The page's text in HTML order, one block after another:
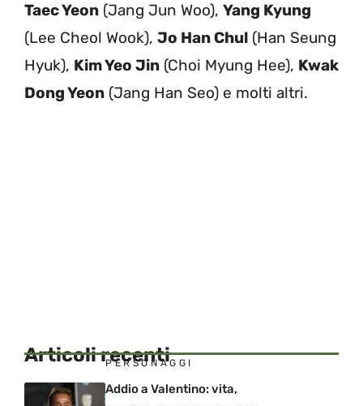
Taec Yeon (Jang Jun Woo), Yang Kyung
(Lee Cheol Wook), Jo Han Chul (Han Seung
Hyuk), Kim Yeo Jin (Choi Myung Hee), Kwak
Dong Yeon (Jang Han Seo) e molti altri.
Articoli recenti
PERSONAGGI
Addio a Valentino: vita,